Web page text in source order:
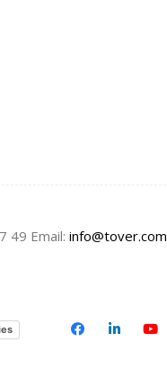
49 Email: info@tover.com